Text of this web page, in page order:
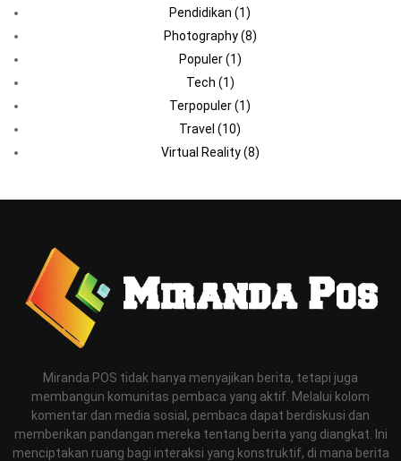
Pendidikan (1)
Photography(8)
Populer(1)
Tech (1)
Terpopuler(1)
Travel (10)
Virtual Reality(8)
Miranda POS tidak hanya menyajikan berita, tetapi juga
membangun komunitas pembaca yang aktif. Melalui kolom
komentar dan media sosial, pembaca dapat berdiskusi dan
memberikan pandangan mereka tentang berita yang diangkat. Ini
menciptakan ruang bagi interaksi yang konstruktif, di mana berita